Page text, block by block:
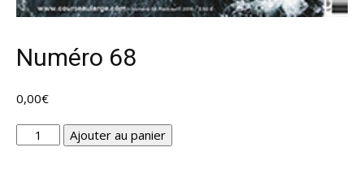
Numéro 68
0,00€
quantité
de
Ajouter au panier